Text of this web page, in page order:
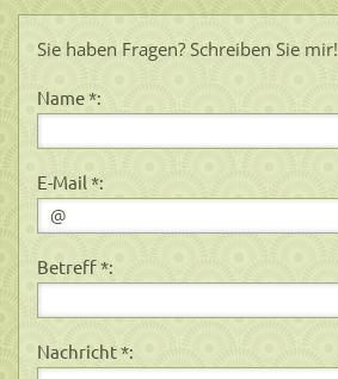
Sie haben Fragen? Schreiben Sie mir!
Name *:
E-Mail *:
Betreff *:
Nachricht *: